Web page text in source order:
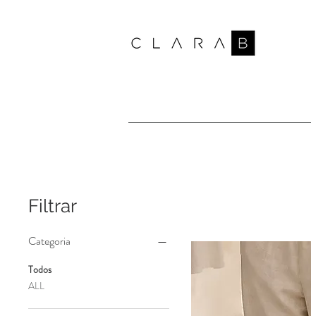
Filtrar
Categoria
Todos
ALL